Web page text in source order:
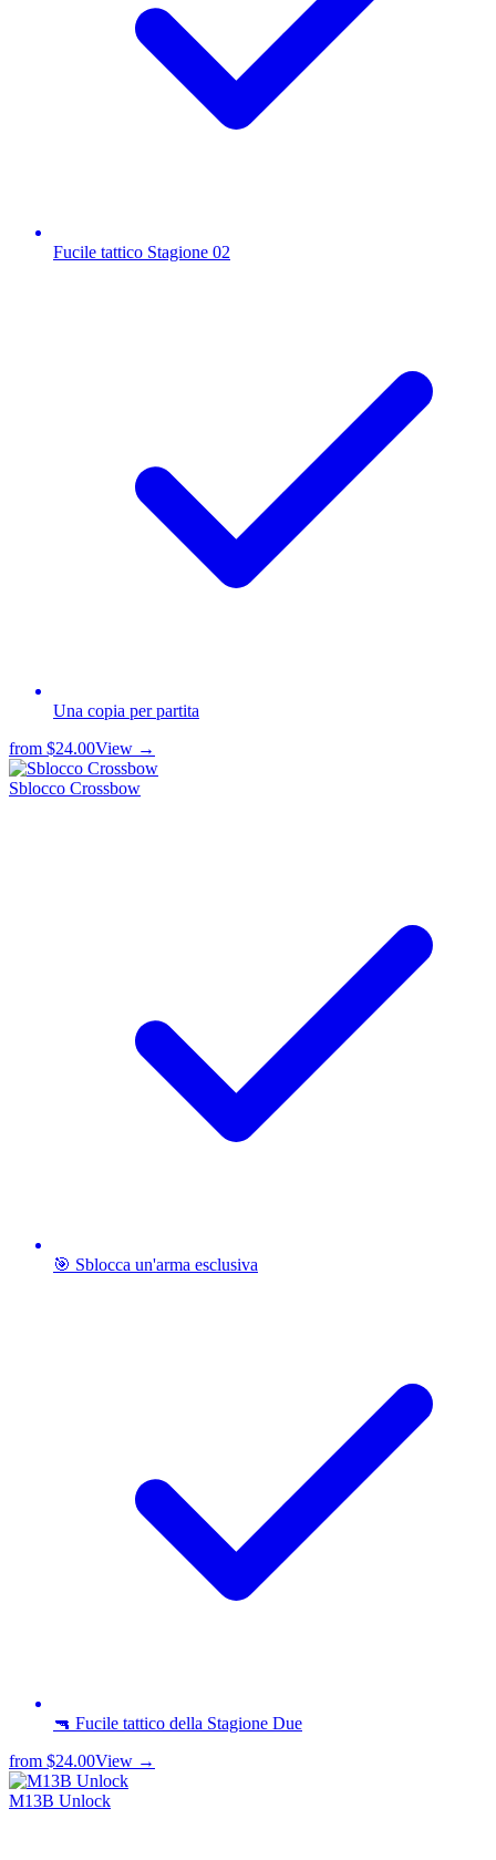
Fucile tattico Stagione 02
Una copia per partita
from $24.00View →
Sblocco Crossbow
🎯 Sblocca un'arma esclusiva
🔫 Fucile tattico della Stagione Due
from $24.00View →
M13B Unlock